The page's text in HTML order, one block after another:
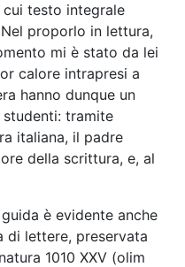
cui testo integrale
Nel proporlo in lettura,
mi è stato da lei
calore intrapresi a
hanno dunque un
tramite
italiana, il padre
della scrittura, e, al
è evidente anche
di lettere, preservata
1010 XXV (olim